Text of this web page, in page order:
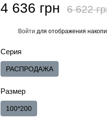
4 636 грн 6 622
Войти для отображения
Серия
РАСПРОДАЖА
Размер
100*200